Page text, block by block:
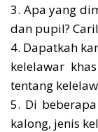
3. Apa yang
dan pupil?
4. Dapatkah
kelelawar
tentang
5. Di
kalong, jenis